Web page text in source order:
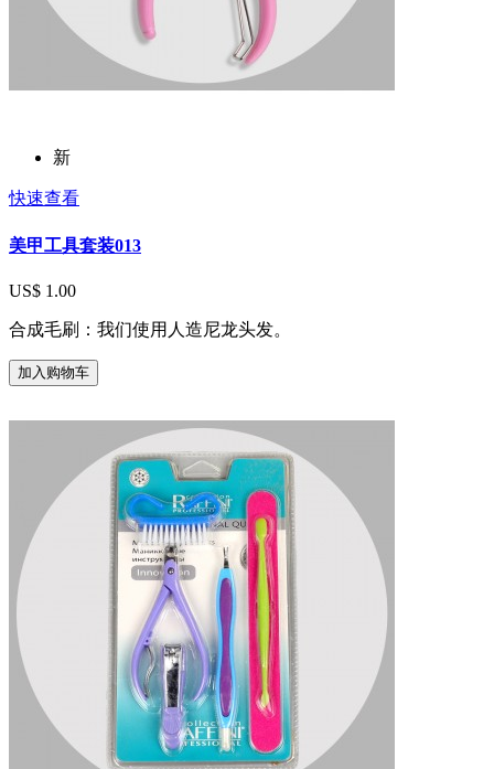
新
快速查看
美甲工具套装013
US$ 1.00
合成毛刷：我们使用人造尼龙头发。
加入购物车